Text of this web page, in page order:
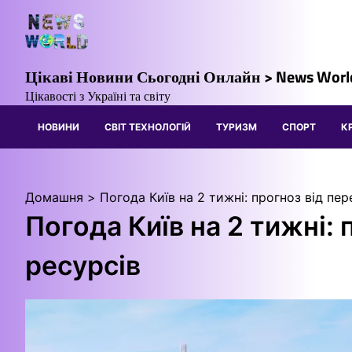
вмісту
Цікаві Новини Сьогодні Онлайн > News
Цікавості з Україні та світу
НОВИНИ СВІТ ТЕХНОЛОГІЙ ТУРИЗМ СПОРТ
Домашня Погода Київ на 2 тижні: прогноз від
Погода Київ на 2 тижні:
ресурсів